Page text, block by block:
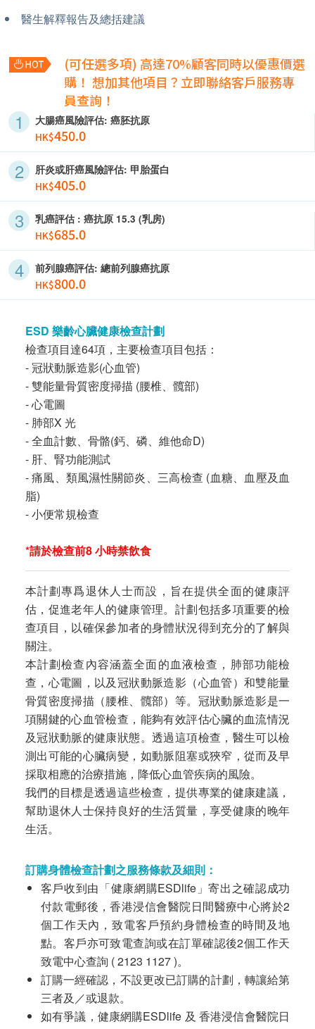
醫生解釋報告及總括建議
(可任選多項) 高達70%顧客同時以優惠價選
購！ 想加其他項目？立即聯絡客戶服務專
員查詢！
大腸癌風險評估: 癌胚抗原
HK$450.0
肝炎或肝癌風險評估: 甲胎蛋白
HK$405.0
乳癌評估 : 癌抗原 15.3 (乳房)
HK$685.0
前列腺癌評估: 總前列腺癌抗原
HK$800.0
ESD 樂齡心臟健康檢查計劃
檢查項目達64項，主要檢查項目包括：
- 冠狀動脈造影(心血管)
- 雙能量骨質密度掃描 (腰椎、髖部)
- 心電圖
- 肺部X 光
- 全血計數、骨骼(鈣、磷、維他命D)
- 肝、腎功能測試
- 痛風、類風濕性關節炎、三高檢查 (血糖、血壓及血
脂)
- 小便常規檢查
*請於檢查前8 小時禁飲食
本計劃專爲退休人士而設，旨在提供全面的健康評
估，促進老年人的健康管理。計劃包括多項重要的檢
查項目，以確保參加者的身體狀況得到充分的了解與
關注。
本計劃檢查內容涵蓋全面的血液檢查，肺部功能檢
查，心電圖，以及冠狀動脈造影（心血管）和雙能量
骨質密度掃描（腰椎、髖部）等。冠狀動脈造影是一
項關鍵的心血管檢查，能夠有效評估心臟的血流情況
及冠狀動脈的健康狀態。透過這項檢查，醫生可以檢
測出可能的心臟病變，如動脈阻塞或狹窄，從而及早
採取相應的治療措施，降低心血管疾病的風險。
我們的目標是透過這些檢查，提供專業的健康建議，
幫助退休人士保持良好的生活質量，享受健康的晚年
生活。
訂購身體檢查計劃之服務條款及細則：
客戶收到由「健康網購ESDlife」寄出之確認成功
付款電郵後，香港浸信會醫院日間醫療中心將於2
個工作天內，致電客戶預約身體檢查的時間及地
點。客戶亦可致電查詢或在訂單確認後2個工作天
致電中心查詢 ( 2123 1127 )。
訂購一經確認，不設更改已訂購的計劃，轉讓給第
三者及／或退款。
如有爭議，健康網購ESDlife 及 香港浸信會醫院日